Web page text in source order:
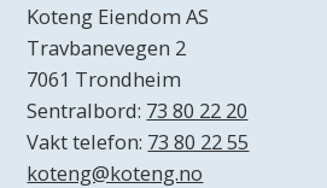
Koteng Eiendom AS
Travbanevegen 2
7061 Trondheim
Sentralbord: 73 80 22 20
Vakt telefon: 73 80 22 55
koteng@koteng.no